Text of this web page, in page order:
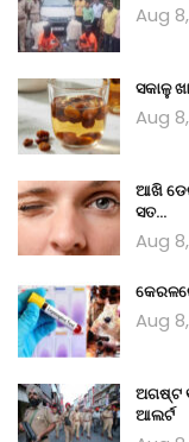
Aug
ସକାଳୁ
Aug
ଆଖି
ସତ…
Aug
Aug
ଅଗଷ୍ଟ
ଆଲର୍ଟ